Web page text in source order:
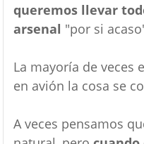
queremos llevar
arsenal "por si
La mayoría de veces
en avión la cosa se
A veces pensamos